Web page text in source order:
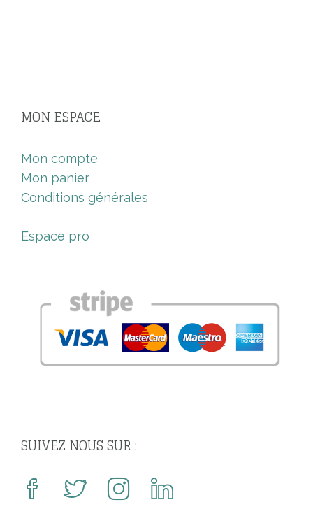
MON ESPACE
Mon compte
Mon panier
Conditions générales
Espace pro
SUIVEZ NOUS SUR :